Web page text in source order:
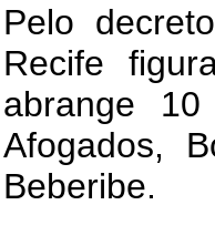
Pelo
Recife
abrange
Afogados,
Beberibe.